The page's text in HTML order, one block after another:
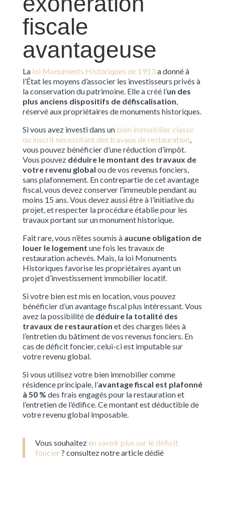
fiscale
avantageuse
La loi Monuments Historiques de 1913a donné à
l’État les moyens d’associer les investisseurs privés à
la conservation du patrimoine. Elle a créé l’un des
plus anciens dispositifs de défiscalisation,
réservé aux propriétaires de monuments historiques.
Si vous avez investi dans un bien immobilier classé
ou inscrit nécessitant des travaux de restauration,
vous pouvez bénéficier d’une réduction d’impôt.
Vous pouvez déduire le montant des travaux de
votre revenu global ou de vos revenus fonciers,
sans plafonnement. En contrepartie de cet avantage
fiscal, vous devez conserver l’immeuble pendant au
moins 15 ans. Vous devez aussi être à l’initiative du
projet, et respecter la procédure établie pour les
travaux portant sur un monument historique.
Fait rare, vous n’êtes soumis àaucune obligation de
louer le logement une fois les travaux de
restauration achevés. Mais, la loi Monuments
Historiques favorise les propriétaires ayant un
projet d’investissement immobilier locatif.
Si votre bien est mis en location, vous pouvez
bénéficier d’un avantage fiscal plus intéressant. Vous
avez la possibilité de déduire la totalité des
travaux de restauration et des charges liées à
l’entretien du bâtiment de vos revenus fonciers. En
cas de déficit foncier, celui-ci est imputable sur
votre revenu global.
Si vous utilisez votre bien immobilier comme
résidence principale, l’avantage fiscal est plafonné
à 50 % des frais engagés pour la restauration et
l’entretien de l’édifice. Ce montant est déductible de
votre revenu global imposable.
Vous souhaitez en savoir plus sur le déficit
foncier? consultez notre article dédié